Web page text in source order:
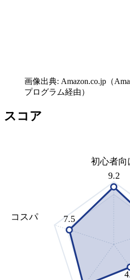
画像出典: Amazon.co.jp（
プログラム経由）
スコア
9.2
7.5
初心者向
コスパ